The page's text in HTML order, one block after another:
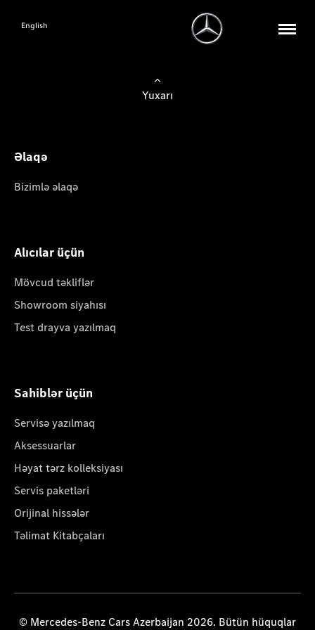
English
Yuxarı
Əlaqə
Bizimlə əlaqə
Alıcılar üçün
Mövcud təkliflər
Showroom siyahısı
Test drayva yazılmaq
Sahiblər üçün
Servisə yazılmaq
Aksessuarlar
Həyat tərz kolleksiyası
Servis paketləri
Orijinal hissələr
Təlimat Kitabçaları
© Mercedes-Benz Cars Azerbaijan 2026. Bütün hüquqlar